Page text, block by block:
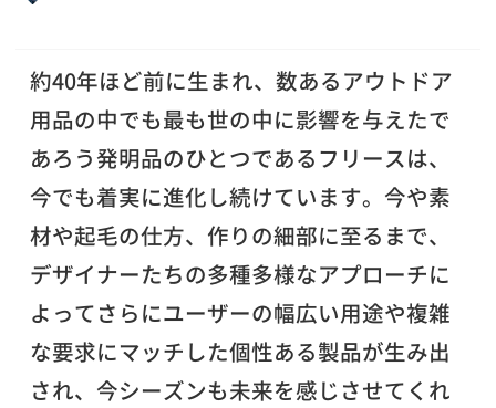
約40年ほど前に生まれ、数あるアウトドア
用品の中でも最も世の中に影響を与えたで
あろう発明品のひとつであるフリースは、
今でも着実に進化し続けています。今や素
材や起毛の仕方、作りの細部に至るまで、
デザイナーたちの多種多様なアプローチに
よってさらにユーザーの幅広い用途や複雑
な要求にマッチした個性ある製品が生み出
され、今シーズンも未来を感じさせてくれ